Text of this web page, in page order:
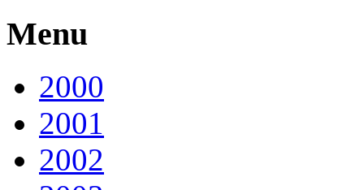
Menu
2000
2001
2002